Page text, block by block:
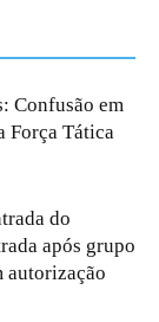
Confusão em
Força Tática
do
após grupo
autorização